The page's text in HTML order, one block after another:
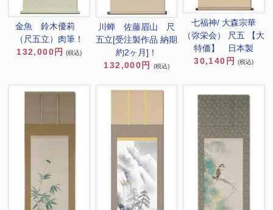
金魚 鈴木優莉
（尺五立）肉筆！
132,000円 (税込)
川蝉 佐藤眉山 尺
五立[受注製作品 納期
約2ヶ月]！
132,000円
(税込)
七福神/ 大森宗華
（弥栄会） 尺五 【大
特価】 日本製
30,140円
(税込)